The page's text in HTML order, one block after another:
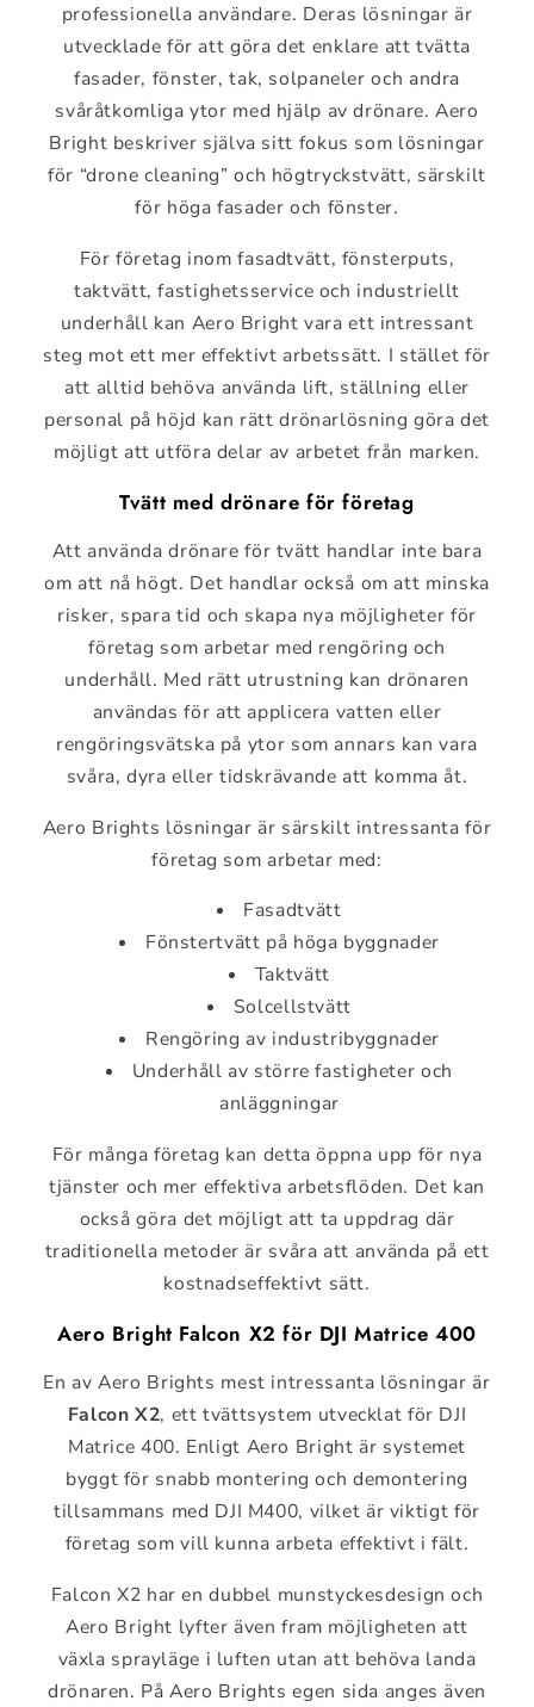
professionella användare. Deras lösningar är
utvecklade för att göra det enklare att tvätta
fasader, fönster, tak, solpaneler och andra
svåråtkomliga ytor med hjälp av drönare. Aero
Bright beskriver själva sitt fokus som lösningar
för “drone cleaning” och högtryckstvätt, särskilt
för höga fasader och fönster.
För företag inom fasadtvätt, fönsterputs,
taktvätt, fastighetsservice och industriellt
underhåll kan Aero Bright vara ett intressant
steg mot ett mer effektivt arbetssätt. I stället för
att alltid behöva använda lift, ställning eller
personal på höjd kan rätt drönarlösning göra det
möjligt att utföra delar av arbetet från marken.
Tvätt med drönare för företag
Att använda drönare för tvätt handlar inte bara
om att nå högt. Det handlar också om att minska
risker, spara tid och skapa nya möjligheter för
företag som arbetar med rengöring och
underhåll. Med rätt utrustning kan drönaren
användas för att applicera vatten eller
rengöringsvätska på ytor som annars kan vara
svåra, dyra eller tidskrävande att komma åt.
Aero Brights lösningar är särskilt intressanta för
företag som arbetar med:
Fasadtvätt
Fönstertvätt på höga byggnader
Taktvätt
Solcellstvätt
Rengöring av industribyggnader
Underhåll av större fastigheter och
anläggningar
För många företag kan detta öppna upp för nya
tjänster och mer effektiva arbetsflöden. Det kan
också göra det möjligt att ta uppdrag där
traditionella metoder är svåra att använda på ett
kostnadseffektivt sätt.
Aero Bright Falcon X2 för DJI Matrice 400
En av Aero Brights mest intressanta lösningar är
Falcon X2, ett tvättsystem utvecklat för DJI
Matrice 400. Enligt Aero Bright är systemet
byggt för snabb montering och demontering
tillsammans med DJI M400, vilket är viktigt för
företag som vill kunna arbeta effektivt i fält.
Falcon X2 har en dubbel munstyckesdesign och
Aero Bright lyfter även fram möjligheten att
växla sprayläge i luften utan att behöva landa
drönaren. På Aero Brights egen sida anges även